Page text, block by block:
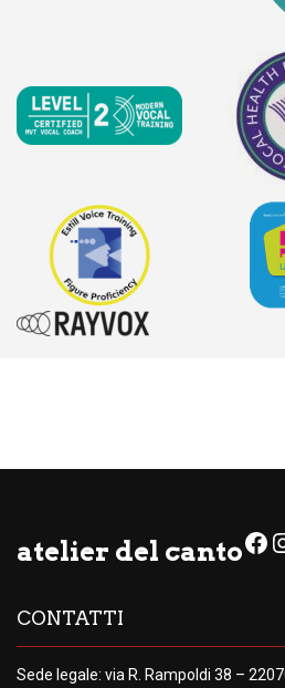
atelier del canto
CONTATTI
Sede legale: via R. Rampoldi 38 –